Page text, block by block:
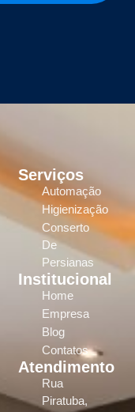
Serviços
Automação
Higienização
Conserto
De
Persianas
Institucional
Home
Empresa
Blog
Contatos
Atendimento
Rua
Piratuba,